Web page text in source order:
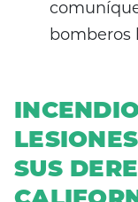
bomberos
SUS